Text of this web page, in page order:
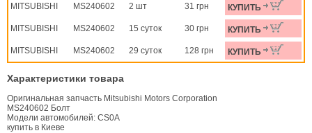
MITSUBISHI
MS240602 2 шт 31 грн КУПИТЬ
MITSUBISHI MS240602 15 суток 30 грн КУПИТЬ
MITSUBISHI MS240602 29 суток 128 грн КУПИТЬ
Характеристики товара
Оригинальная запчасть Mitsubishi Motors Corporation
MS240602 Болт
Модели автомобилей: CS0A
купить в Киеве